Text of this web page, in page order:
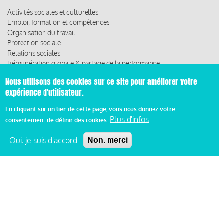
Activités sociales et culturelles
Emploi, formation et compétences
Organisation du travail
Protection sociale
Relations sociales
Rémunération globale & partage de la performance
Vie économique, RSE & solidarité
Les abonnements
Les ressources
Nous utilisons des cookies sur ce site pour améliorer votre
expérience d'utilisateur.
En cliquant sur un lien de cette page, vous nous donnez votre
consentement de définir des cookies. Plus d'infos
Oui, je suis d'accord Non, merci